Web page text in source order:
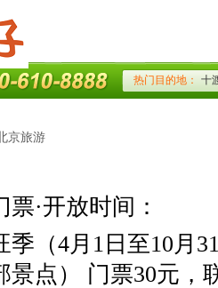
京旅游
票·开放时间：
季（4月 1 日 至10月
景点） 门票30元，